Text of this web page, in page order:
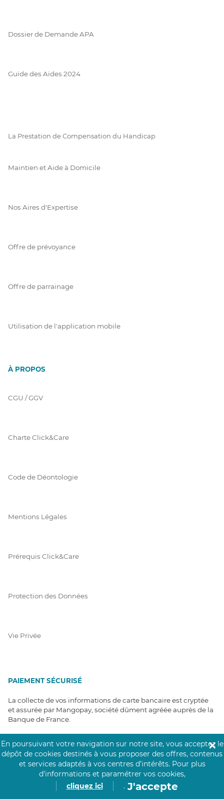
Dossier de Demande APA
Guide des Aides 2024
La Prestation de Compensation du Handicap
Maintien et Aide à Domicile
Nos Aires d'Expertise
Offre de prévoyance
Offre de parrainage
Utilisation de l'application mobile
À PROPOS
CGU / GGV
Charte Click&Care
Code de Déontologie
Mentions Légales
Prérequis Click&Care
Protection des Données
Vie Privée
PAIEMENT SÉCURISÉ
La collecte de vos informations de carte bancaire est cryptée
et assurée par Mangopay, société dûment agréée auprès de la
Banque de France.
En poursuivant votre navigation sur notre site, vous acceptez le
dépôt de cookies destinés à vous proposer des offres, contenus
et services adaptés à vos centres d’intérêts. Pour plus
d’informations et paramétrer vos cookies,
cliquez ici
. J'accepte
✕